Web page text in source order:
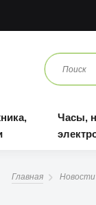
Часы,
Главная Новости